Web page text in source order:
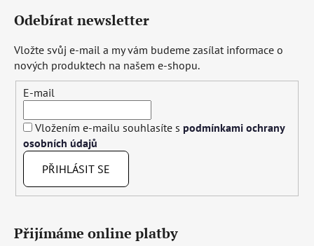
Odebírat newsletter
Vložte svůj e-mail a my vám budeme zasílat informace o
nových produktech na našem e-shopu.
E-mail
Vložením e-mailu souhlasíte s podmínkami ochrany
osobních údajů
PŘIHLÁSIT SE
Přijímáme online platby